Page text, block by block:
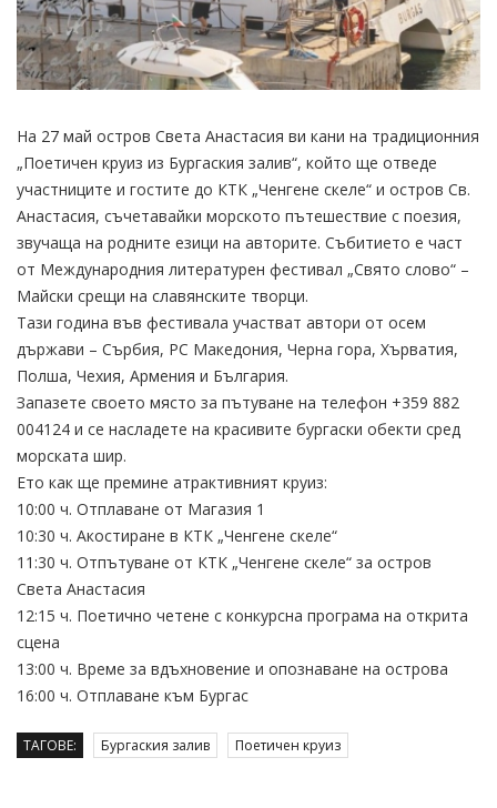
На 27 май остров Света Анастасия ви кани на традиционния
„Поетичен круиз из Бургаския залив“, който ще отведе
участниците и гостите до КТК „Ченгене скеле“ и остров Св.
Анастасия, съчетавайки морското пътешествие с поезия,
звучаща на родните езици на авторите. Събитието е част
от Международния литературен фестивал „Свято слово“ –
Майски срещи на славянските творци.
Тази година във фестивала участват автори от осем
държави – Сърбия, РС Македония, Черна гора, Хърватия,
Полша, Чехия, Армения и България.
Запазете своето място за пътуване на телефон +359 882
004124 и се насладете на красивите бургаски обекти сред
морската шир.
Ето как ще премине атрактивният круиз:
10:00 ч. Отплаване от Магазия 1
10:30 ч. Акостиране в КТК „Ченгене скеле“
11:30 ч. Oтпътуване от КТК „Ченгене скеле“ за остров
Света Анастасия
12:15 ч. Поетично четене с конкурсна програма на открита
сцена
13:00 ч. Време за вдъхновение и опознаване на острова
16:00 ч. Отплаване към Бургас
ТАГОВЕ: Бургаския залив Поетичен круиз